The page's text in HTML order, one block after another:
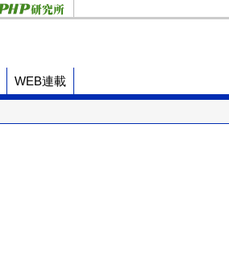
WEB連載